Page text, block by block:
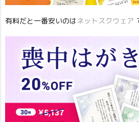
有料だと一番安いのはネットスクウェア